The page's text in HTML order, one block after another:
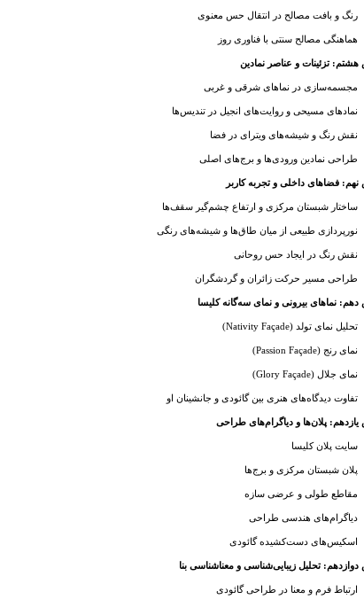
رنگ و بافت مصالح در انتقال حس معنوی
هماهنگی مصالح سنتی با فناوری روز
تزئینات و عناصر نمادین
مجسمه‌سازی در نماهای شرقی و غربی
نمادهای مسیحی و روایت‌های انجیل در تندیس‌ها
نقش رنگ و شیشه‌های ویترای در فضا
طراحی نمادین ورودی‌ها و برج‌های اصلی
فضاهای داخلی و تجربه کاربر
ساختار شبستان مرکزی و ارتفاع چشم‌گیر سقف‌ها
نورپردازی طبیعی از میان طاق‌ها و شیشه‌های رنگی
نقش رنگ در ایجاد حس روحانی
طراحی مسیر حرکت زائران و گردشگران
نماهای بیرونی و نمای سه‌گانه کلیسا
تحلیل نمای تولد (Nativity Façade)
نمای رنج (Passion Façade)
نمای جلال (Glory Façade)
تفاوت دیدگاه‌های هنری بین گائودی و جانشینان او
پلان‌ها و دیاگرام‌های طراحی
سایت پلان کلیسا
پلان شبستان مرکزی و برج‌ها
مقاطع طولی و عرضی سازه
دیاگرام‌های هندسی طراحی
اسکیس‌های دست‌کشیده گائودی
تحلیل زیبایی‌شناسی و معناشناسی بنا
ارتباط فرم و معنا در طراحی گائودی